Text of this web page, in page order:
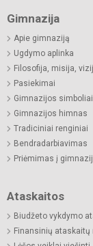
Gimnazija
Apie gimnaziją
Ugdymo aplinka
Filosofija, misija,
Pasiekimai
Gimnazijos simboliai
Gimnazijos himnas
Tradiciniai renginiai
Bendradarbiavimas
Priėmimas į
Ataskaitos
Biudžeto vykdymo
Finansinių ataskaitų